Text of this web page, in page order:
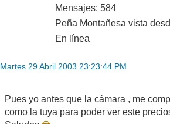
Mensajes: 584
Peña Montañesa vista
En línea
Martes 29 Abril 2003 23:23:44 PM
Pues yo antes que la cámara , me
como la tuya para poder ver este